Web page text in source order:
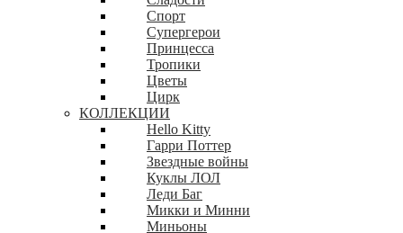
Спорт
Супергерои
Принцесса
Тропики
Цветы
Цирк
КОЛЛЕКЦИИ
Hello Kitty
Гарри Поттер
Звездные войны
Куклы ЛОЛ
Леди Баг
Микки и Минни
Миньоны